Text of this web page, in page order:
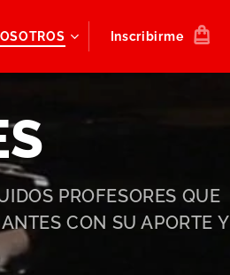
Inscribirme
PROFESORES QUE
CON SU APORTE Y